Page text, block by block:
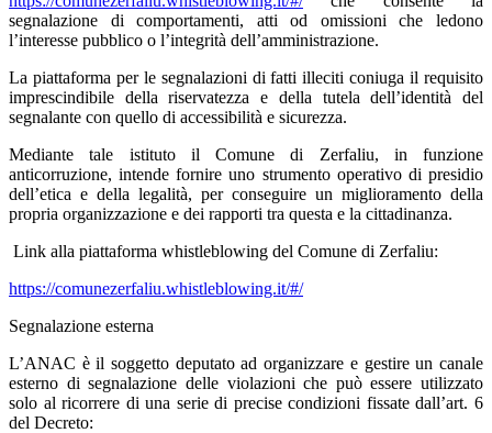
segnalazione di comportamenti, atti od omissioni che ledono
l’interesse pubblico o l’integrità dell’amministrazione.
La piattaforma per le segnalazioni di fatti illeciti coniuga il requisito
imprescindibile della riservatezza e della tutela dell’identità del
segnalante con quello di accessibilità e sicurezza.
Mediante tale istituto il Comune di Zerfaliu, in funzione
anticorruzione, intende fornire uno strumento operativo di presidio
dell’etica e della legalità, per conseguire un miglioramento della
propria organizzazione e dei rapporti tra questa e la cittadinanza.
Link alla piattaforma whistleblowing del Comune di Zerfaliu:
https://comunezerfaliu.whistleblowing.it/#/
Segnalazione esterna
L’ANAC è il soggetto deputato ad organizzare e gestire un canale
esterno di segnalazione delle violazioni che può essere utilizzato
solo al ricorrere di una serie di precise condizioni fissate dall’art. 6
del Decreto: